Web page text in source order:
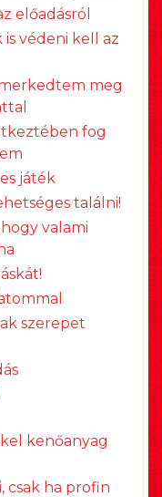
előadásról
védeni kell az
meg
fog
játék
találni!
valami
szerepet
kenőanyag
csak ha profin